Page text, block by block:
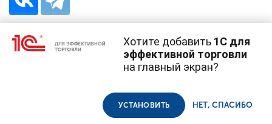
© 1С, 2026. Все права защищены
cookie-файлы (файлы с данными о прошлых
использование файлов cookie в соответствии с политикой
конфиденциальности
Хотите добавить 1С для
эффективной торговли
на главный экран?
УСТАНОВИТЬ НЕТ, СПАСИБО